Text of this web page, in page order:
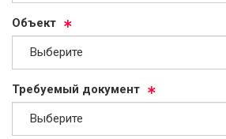
Объ­ект
Тре­бу­емый до­ку­мент